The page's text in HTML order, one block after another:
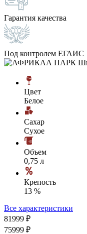
Гарантия качества
Под контролем ЕГАИС
Цвет
Белое
Сахар
Сухое
Объем
0,75 л
Крепость
13 %
Все характеристики
81999 ₽
75999 ₽